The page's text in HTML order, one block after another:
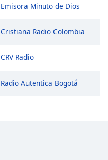
Emisora Minuto de Dios
Cristiana Radio Colombia
CRV Radio
Radio Autentica Bogotá